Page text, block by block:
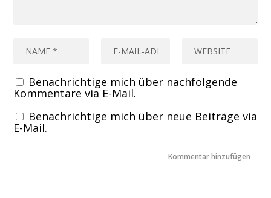
Benachrichtige mich über nachfolgende
Kommentare via E-Mail.
Benachrichtige mich über neue Beiträge via
E-Mail.